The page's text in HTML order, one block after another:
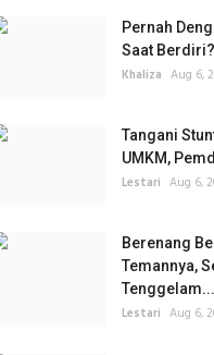
Pernah
Saat
Khaliza Aug 6,
Tangani
UMKM,
Lestari Aug 6,
Berenang
Temannya,
Tenggelam...
Lestari Aug 6,